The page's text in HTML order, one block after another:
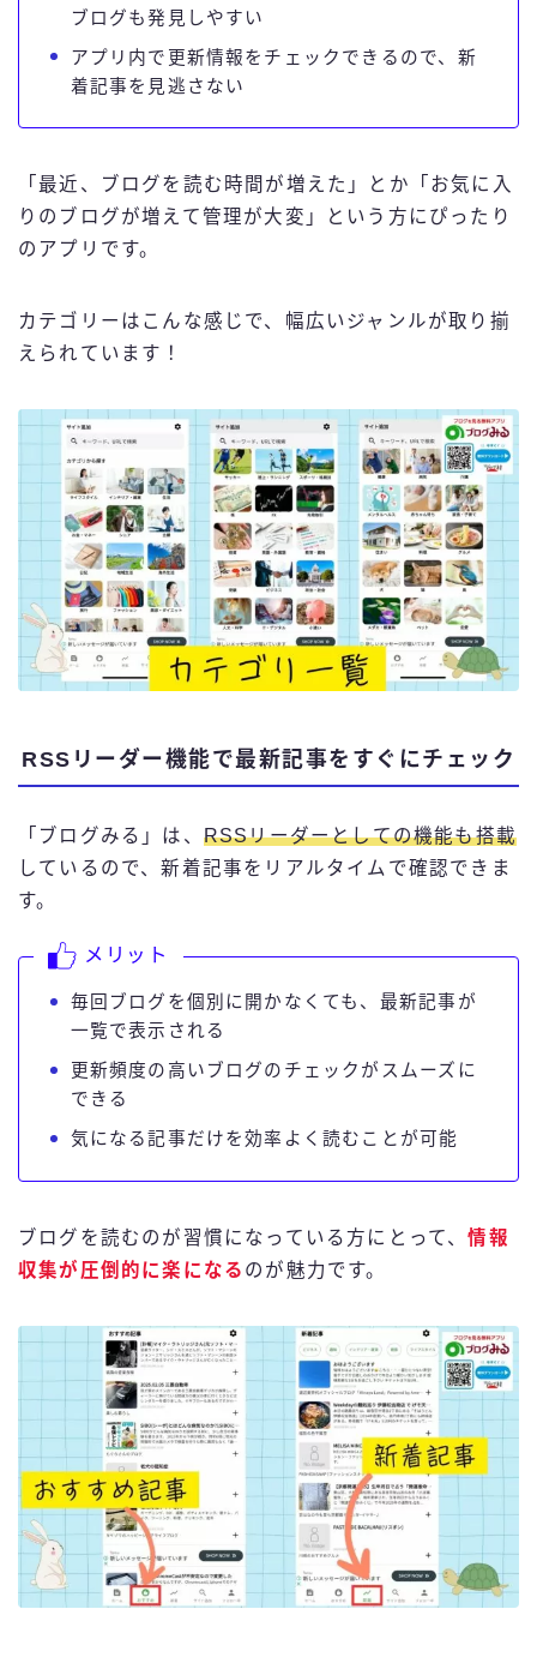
ブログも発見しやすい
アプリ内で更新情報をチェックできるので、新
着記事を見逃さない
「最近、ブログを読む時間が増えた」とか「お気に入
りのブログが増えて管理が大変」という方にぴったり
のアプリです。
カテゴリーはこんな感じで、幅広いジャンルが取り揃
えられています！
RSSリーダー機能で最新記事をすぐにチェック
「ブログみる」は、 RSSリーダーとしての機能も搭載
しているので、新着記事をリアルタイムで確認できま
す。
メリット
毎回ブログを個別に開かなくても、最新記事が
一覧で表示される
更新頻度の高いブログのチェックがスムーズに
できる
気になる記事だけを効率よく読むことが可能
ブログを読むのが習慣になっている方にとって、情報
収集が圧倒的に楽になる のが魅力です。